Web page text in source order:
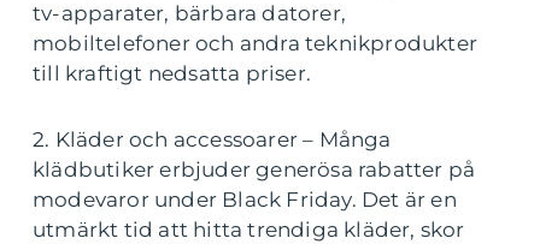
tv-apparater, bärbara datorer,
mobiltelefoner och andra teknikprodukter
till kraftigt nedsatta priser.
2. Kläder och accessoarer – Många
klädbutiker erbjuder generösa rabatter på
modevaror under Black Friday. Det är en
utmärkt tid att hitta trendiga kläder, skor